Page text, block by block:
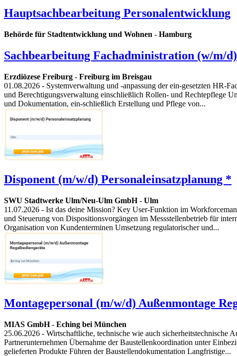
Hauptsachbearbeitung Personalentwicklung
Behörde für Stadtentwicklung und Wohnen - Hamburg
Sachbearbeitung Fachadministration (w/m/
Erzdiözese Freiburg - Freiburg im Breisgau
01.08.2026 - Systemverwaltung und -anpassung der ein-gesetzten HR-
und Berechtigungsverwaltung einschließlich Rollen- und Rechtepflege
und Dokumentation, ein-schließlich Erstellung und Pflege von...
Disponent (m/w/d) Personaleinsatzplanung *
SWU Stadtwerke Ulm/Neu-Ulm GmbH- Ulm
11.07.2026 - Ist das deine Mission? Key User-Funktion im
und Steuerung von Dispositionsvorgängen im Messstellenbetrieb für
Organisation von Kundenterminen Umsetzung regulatorischer und...
Montagepersonal (m/w/d) Außenmontage
MIAS GmbH- Eching bei München
25.06.2026 - Wirtschaftliche, technische wie auch sicherheitstechnische
Partnerunternehmen Übernahme der Baustellenkoordination unter
gelieferten Produkte Führen der Baustellendokumentation Langfristige...